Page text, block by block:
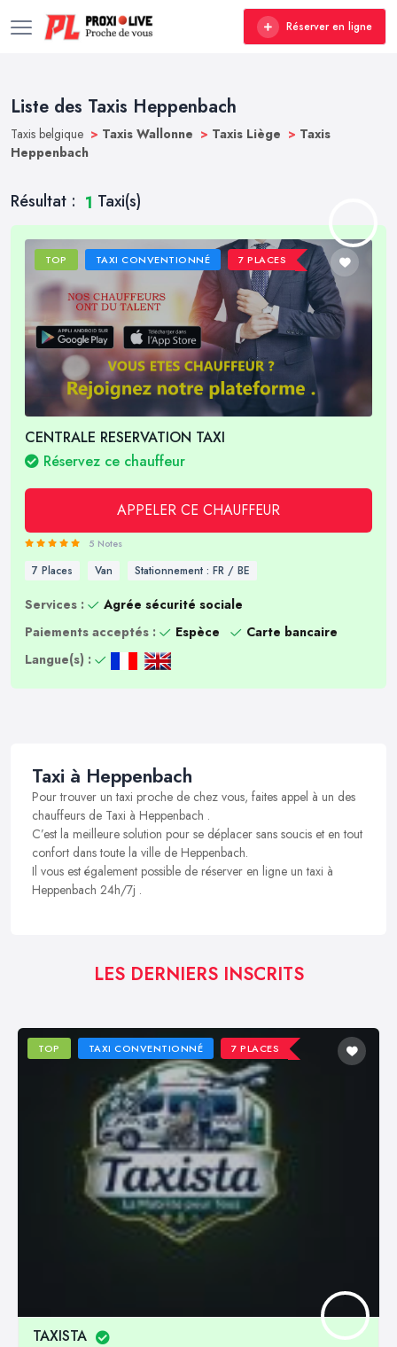
Réserver en ligne
Liste des Taxis Heppenbach
Taxis belgique > Taxis Wallonne > Taxis Liège > Taxis
Heppenbach
Résultat : 1 Taxi(s)
TOP TAXI CONVENTIONNÉ 7 PLACES
CENTRALE RESERVATION TAXI
Réservez ce chauffeur
APPELER CE CHAUFFEUR
5 Notes
7 Places Van Stationnement : FR / BE
Services :
Agrée sécurité sociale
Paiements acceptés :
Espèce
Carte bancaire
Langue(s) :
Taxi à Heppenbach
Pour trouver un taxi proche de chez vous, faites appel à un des
chauffeurs de Taxi à Heppenbach .
C’est la meilleure solution pour se déplacer sans soucis et en tout
confort dans toute la ville de Heppenbach.
Il vous est également possible de réserver en ligne un taxi à
Heppenbach 24h/7j .
LES DERNIERS INSCRITS
TOP TAXI CONVENTIONNÉ 7 PLACES
TAXISTA